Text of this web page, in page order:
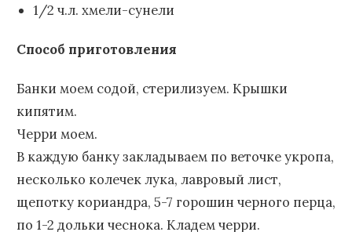
1/2 ч.л. хмели-сунели
Способ приготовления
Банки моем содой, стерилизуем. Крышки
кипятим.
Черри моем.
В каждую банку закладываем по веточке укропа,
несколько колечек лука, лавровый лист,
щепотку кориандра, 5-7 горошин черного перца,
по 1-2 дольки чеснока. Кладем черри.